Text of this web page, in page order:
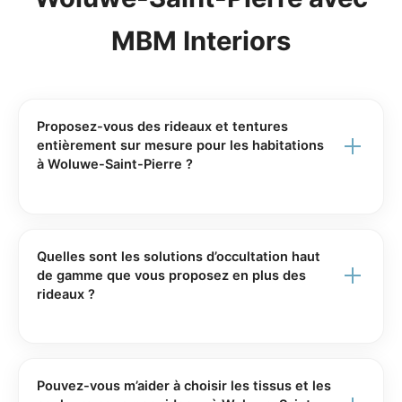
MBM Interiors
Proposez-vous des rideaux et tentures
entièrement sur mesure pour les habitations
à Woluwe-Saint-Pierre ?
vos fenêtres et à votre intérieur à Woluwe-Saint-
Pierre. Vous choisissez les tissus, les finitions, le type
de confection (plis flamands, wave, plis doubles,
Depuis 2007, notre équipe accompagne chaque projet
Quelles sont les solutions d’occultation haut
de gamme que vous proposez en plus des
rideaux ?
remplacer les rideaux classiques. Nous proposons
Pouvez-vous m’aider à choisir les tissus et les